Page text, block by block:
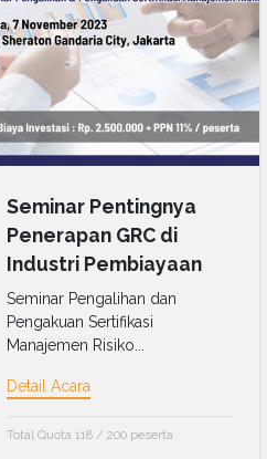
Seminar Pentingnya
Penerapan GRC di
Industri Pembiayaan
Seminar Pengalihan dan
Pengakuan Sertifikasi
Manajemen Risiko...
Detail Acara
Total Quota 118 / 200 peserta